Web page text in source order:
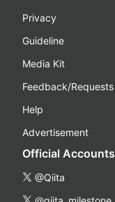
Privacy
Guideline
Media Kit
Feedback/Requests
Help
Advertisement
Official Accounts
@Qiita